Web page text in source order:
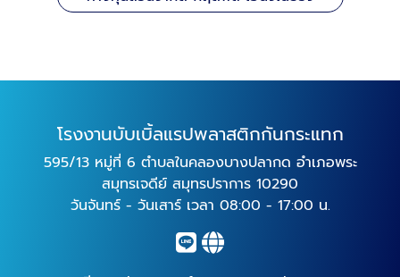
โรงงานบับเบิ้ลแรปพลาสติกกันกระแทก
595/13 หมู่ที่ 6 ตำบลในคลองบางปลากด อำเภอพระ
สมุทรเจดีย์ สมุทรปราการ 10290
วันจันทร์ - วันเสาร์ เวลา 08:00 - 17:00 น.